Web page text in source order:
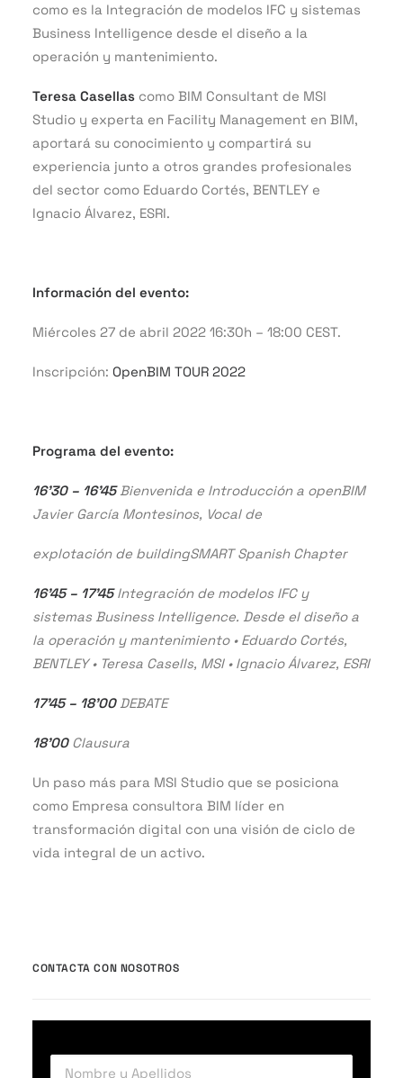
como es la Integración de modelos IFC y sistemas
Business Intelligence desde el diseño a la
operación y mantenimiento.
Teresa Casellas como BIM Consultant de MSI
Studio y experta en Facility Management en BIM,
aportará su conocimiento y compartirá su
experiencia junto a otros grandes profesionales
del sector como Eduardo Cortés, BENTLEY e
Ignacio Álvarez, ESRI.
Información del evento:
Miércoles 27 de abril 2022 16:30h – 18:00 CEST.
Inscripción: OpenBIM TOUR 2022
Programa del evento:
16’30 – 16’45Bienvenida e Introducción a openBIM
Javier García Montesinos, Vocal de
explotación de buildingSMART Spanish Chapter
16’45 – 17’45Integración de modelos IFC y
sistemas Business Intelligence. Desde el diseño a
la operación y mantenimiento • Eduardo Cortés,
BENTLEY • Teresa Casells, MSI • Ignacio Álvarez, ESRI
17’45 – 18’00DEBATE
18’00Clausura
Un paso más para MSI Studio que se posiciona
como Empresa consultora BIM líder en
transformación digital con una visión de ciclo de
vida integral de un activo.
CONTACTA CON NOSOTROS